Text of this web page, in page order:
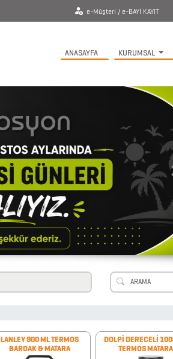
e-Müşteri / e-BAYİ KAYIT
ANASAYFA KURUMSAL
LANLEY 900 ML TERMOS
BARDAK & MATARA
DOLPİ DERECELİ
TERMOS MATARA